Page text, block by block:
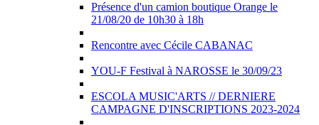
Présence d'un camion boutique Orange le
21/08/20 de 10h30 à 18h
Rencontre avec Cécile CABANAC
YOU-F Festival à NAROSSE le 30/09/23
ESCOLA MUSIC'ARTS // DERNIERE
CAMPAGNE D'INSCRIPTIONS 2023-2024